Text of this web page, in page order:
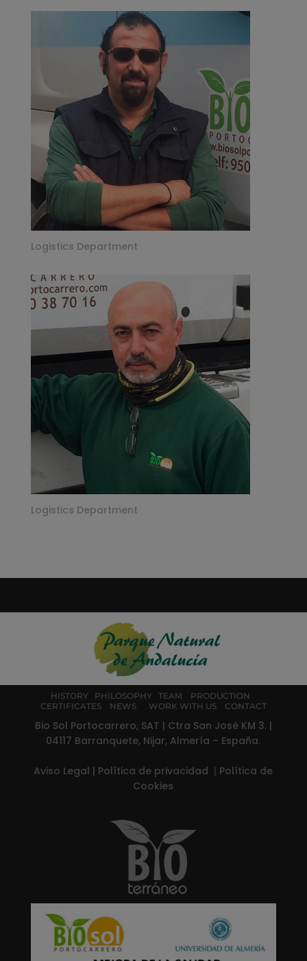
Logistics Department
Logistics Department
HISTORY PHILOSOPHY TEAM
PRODUCTION
CERTIFICATES
NEWS WORK WITH US CONTACT
Bio Sol Portocarrero, SAT | Ctra San José KM 3. |
04117 Barranquete, Nijar, Almería – España.
Aviso Legal | Política de privacidad | Política de
Cookies